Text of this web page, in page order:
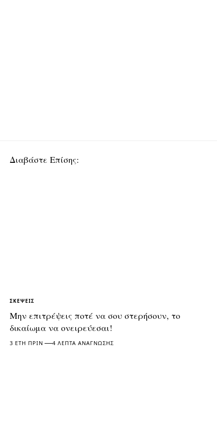
Διαβάστε Επίσης:
ΣΚΈΨΕΙΣ
Μην επιτρέψεις ποτέ να σου στερήσουν, το
δικαίωμα να ονειρεύεσαι!
3 ΈΤΗ ΠΡΙΝ 4 ΛΕΠΤΆ ΑΝΆΓΝΩΣΗΣ